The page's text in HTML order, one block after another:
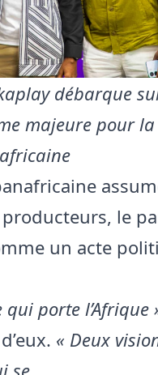
débarque
majeure pour
producteurs, le
un acte
qui porte l’Afrique
« Deux
se